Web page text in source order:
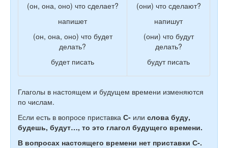
(он, она, оно) что сделает?
напишет
(он, она, оно) что будет
делать?
будет писать
(они) что сделают?
напишут
(они) что будут
делать?
будут писать
Глаголы в настоящем и будущем времени изменяются
по числам.
Если есть в вопросе приставка С- или слова буду,
будешь, будут…, то это глагол будущего времени.
В вопросах настоящего времени нет приставки С-.